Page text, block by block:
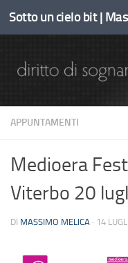
Sotto il contenuto
Sotto un cielo bit |
APPUNTAMENTI
Medioera
Viterbo 20
DI MASSIMO MELICA · 14